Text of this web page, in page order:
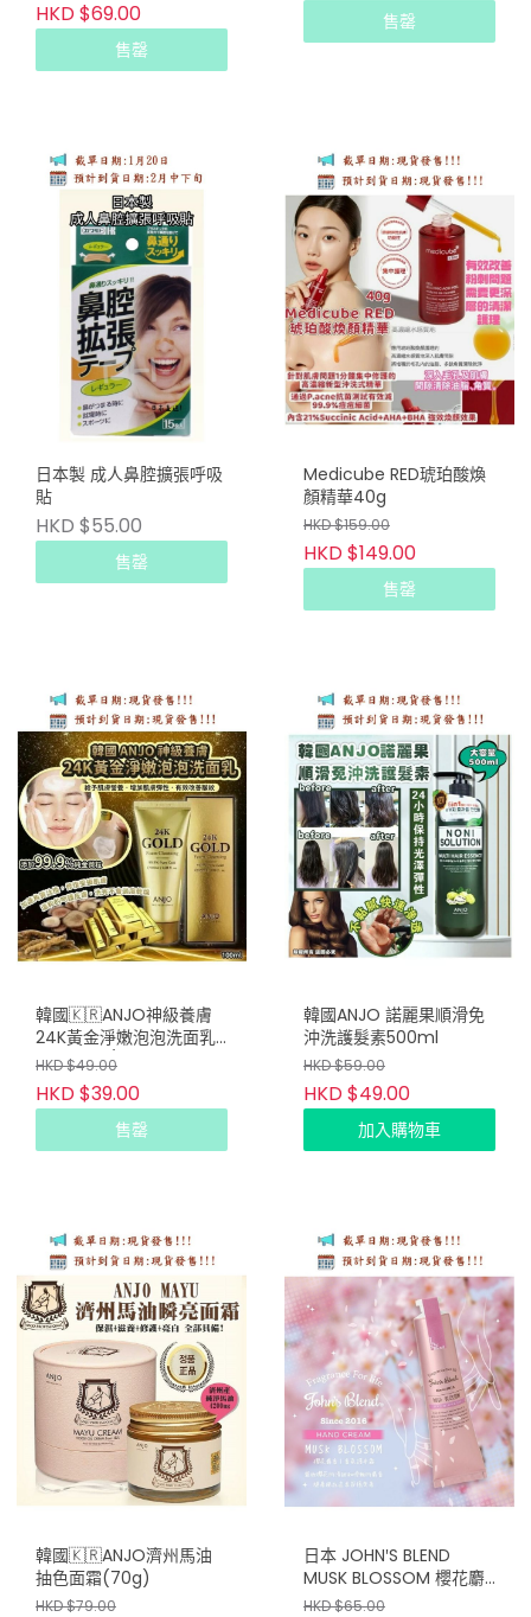
HKD $69.00
售罄
售罄
日本製 成人鼻腔擴張呼吸
貼
HKD $55.00
售罄
Medicube RED琥珀酸煥
顏精華40g
HKD $159.00
HKD $149.00
售罄
韓國🇰🇷ANJO神級養膚
24K黃金淨嫩泡泡洗面乳
(一套2枝 / 100ml x 2)
HKD $49.00
HKD $39.00
售罄
韓國ANJO 諾麗果順滑免
沖洗護髮素500ml
HKD $59.00
HKD $49.00
加入購物車
韓國🇰🇷ANJO濟州馬油
抽色面霜(70g)
HKD $79.00
日本 JOHN′S BLEND
MUSK BLOSSOM 櫻花麝
香38g
HKD $65.00